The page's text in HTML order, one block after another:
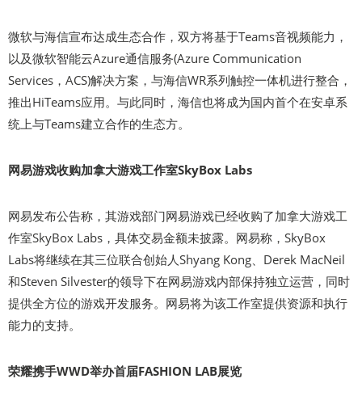
微软与海信宣布达成生态合作，双方将基于Teams音视频能力，
以及微软智能云Azure通信服务(Azure Communication
Services，ACS)解决方案，与海信WR系列触控一体机进行整合，
推出HiTeams应用。与此同时，海信也将成为国内首个在安卓系
统上与Teams建立合作的生态方。
网易游戏收购加拿大游戏工作室SkyBox Labs
网易发布公告称，其游戏部门网易游戏已经收购了加拿大游戏工
作室SkyBox Labs，具体交易金额未披露。网易称，SkyBox
Labs将继续在其三位联合创始人Shyang Kong、Derek MacNeil
和Steven Silvester的领导下在网易游戏内部保持独立运营，同时
提供全方位的游戏开发服务。网易将为该工作室提供资源和执行
能力的支持。
荣耀携手WWD举办首届FASHION LAB展览